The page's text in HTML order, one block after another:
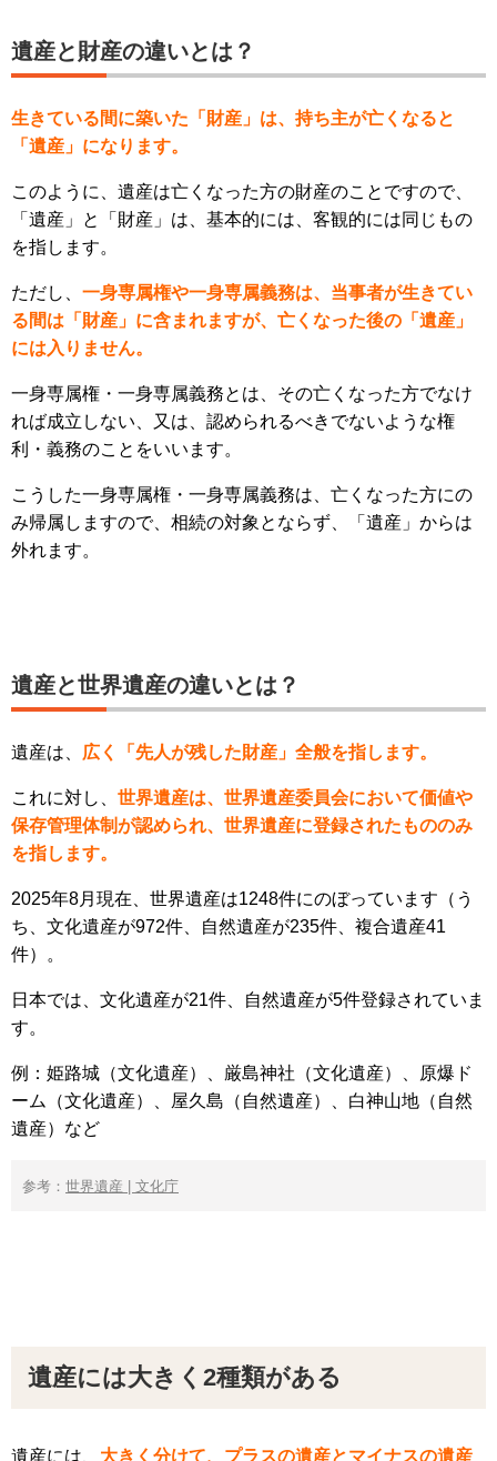
遺産と財産の違いとは？
生きている間に築いた「財産」は、持ち主が亡くなると
「遺産」になります。
このように、遺産は亡くなった方の財産のことですので、
「遺産」と「財産」は、基本的には、客観的には同じもの
を指します。
ただし、 一身専属権や一身専属義務は、当事者が生きてい
る間は「財産」に含まれますが、亡くなった後の「遺産」
には入りません。
一身専属権・一身専属義務とは、その亡くなった方でなけ
れば成立しない、又は、認められるべきでないような権
利・義務のことをいいます。
こうした一身専属権・一身専属義務は、亡くなった方にの
み帰属しますので、相続の対象とならず、「遺産」からは
外れます。
遺産と世界遺産の違いとは？
遺産は、 広く「先人が残した財産」全般を指します。
これに対し、 世界遺産は、世界遺産委員会において価値や
保存管理体制が認められ、世界遺産に登録されたもののみ
を指します。
2025年8月現在、世界遺産は1248件にのぼっています（う
ち、文化遺産が972件、自然遺産が235件、複合遺産41
件）。
日本では、文化遺産が21件、自然遺産が5件登録されていま
す。
例：姫路城（文化遺産）、厳島神社（文化遺産）、原爆ド
ーム（文化遺産）、屋久島（自然遺産）、白神山地（自然
遺産）など
参考： 世界遺産 | 文化庁
遺産には大きく2種類がある
遺産には、 大きく分けて、プラスの遺産とマイナスの遺産